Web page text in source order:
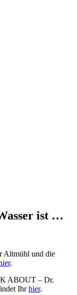
ist …
Altmühl und die
.
ABOUT – Dr.
Ihrhier.